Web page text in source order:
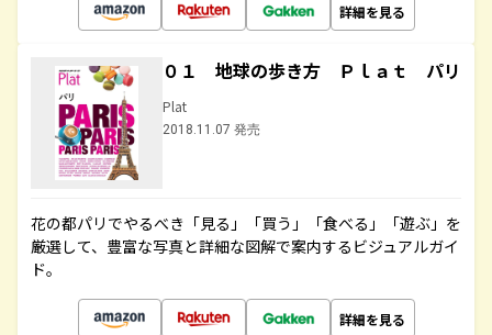
詳細を見る
０１ 地球の歩き方 Ｐｌａｔ パリ
Plat
2018.11.07 発売
花の都パリでやるべき「見る」「買う」「食べる」「遊ぶ」を
厳選して、豊富な写真と詳細な図解で案内するビジュアルガイ
ド。
詳細を見る